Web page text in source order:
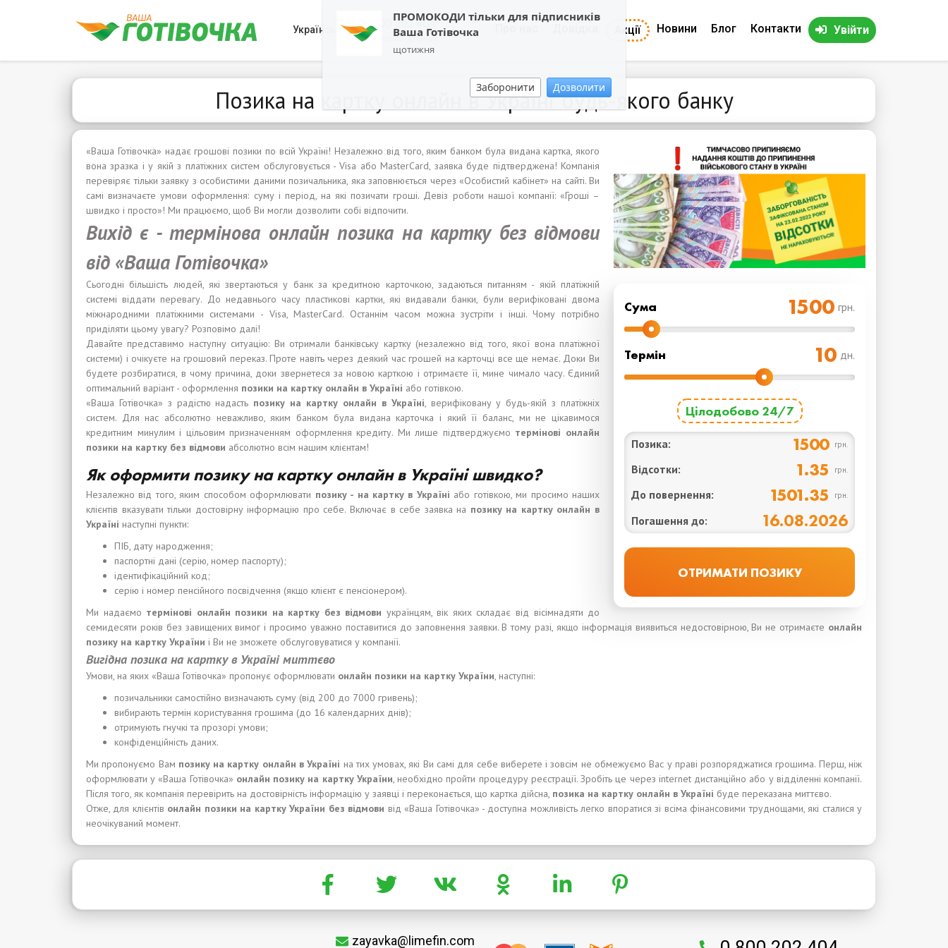
ПРОМОКОДИ тільки для підписників
Ваша Готівочка
щотижня
Заборонити Дозволити
Українська 0800 202 404
Зворотній дзвінок
Акції Новини Блог Контакти Увійти
Позика на картку онлайн в Україні будь-якого банку
Cума грн.
Термін дн.
Цілодобово 24/7
Позика: 1500 грн.
Відсотки: 1.35 грн.
До повернення: 1501.35 грн.
Погашення до: 16.08.2026
«Ваша Готівочка» надає грошові позики по всій Україні! Незалежно від того, яким банком була видана картка, якого
вона зразка і у якій з платіжних систем обслуговується - Visa або MasterCard, заявка буде підтверджена! Компанія
перевіряє тільки заявку з особистими даними позичальника, яка заповнюється через «Особистий кабінет» на сайті. Ви
самі визначаєте умови оформлення: суму і період, на які позичати гроші. Девіз роботи нашої компанії: «Гроші –
швидко і просто»! Ми працюємо, щоб Ви могли дозволити собі відпочити.
Вихід є - термінова онлайн позика на картку без відмови
від «Ваша Готівочка»
Сьогодні більшість людей, які звертаються у банк за кредитною карточкою, задаються питанням - якій платіжній
системі віддати перевагу. До недавнього часу пластикові картки, які видавали банки, були верифіковані двома
міжнародними платіжними системами - Visa, MasterCard. Останнім часом можна зустріти і інші. Чому потрібно
приділяти цьому увагу? Розповімо далі!
Давайте представимо наступну ситуацію: Ви отримали банківську картку (незалежно від того, якої вона платіжної
системи) і очікуєте на грошовий переказ. Проте навіть через деякий час грошей на карточці все ще немає. Доки Ви
будете розбиратися, в чому причина, доки звернетеся за новою карткою і отримаєте її, мине чимало часу. Єдиний
оптимальний варіант - оформлення позики на картку онлайн в Україні або готівкою.
«Ваша Готівочка» з радістю надасть позику на картку онлайн в Україні, верифіковану у будь-якій з платіжніх
систем. Для нас абсолютно неважливо, яким банком була видана карточка і який її баланс, ми не цікавимося
кредитним минулим і цільовим призначенням оформлення кредиту. Ми лише підтверджуємо термінові онлайн
позики на картку без відмови абсолютно всім нашим клієнтам!
Як оформити позику на картку онлайн в Україні швидко?
Незалежно від того, яким способом оформлювати позику - на картку в Україні або готівкою, ми просимо наших
клієнтів вказувати тільки достовірну інформацію про себе. Включає в себе заявка на позикуна картку онлайн в
Україні наступні пункти:
ПІБ, дату народження;
паспортні дані (серію, номер паспорту);
ідентифікаційний код;
серію і номер пенсійного посвідчення (якщо клієнт є пенсіонером).
Ми надаємо термінові онлайн позики на картку без відмови українцям, вік яких складає від вісімнадяти до
семидесяти років без завищених вимог і просимо уважно поставитися до заповнення заявки. В тому разі, якщо інформація виявиться недостовірною, Ви не отримаєте онлайн
позику на картку України і Ви не зможете обслуговуватися у компанії.
Вигідна позика на картку в Україні миттєво
Умови, на яких «Ваша Готівочка» пропонує оформлювати онлайн позики на картку України, наступні:
позичальники самостійно визначають суму (від 200 до 7000 гривень);
вибирають термін користування грошима (до 16 календарних днів);
отримують гнучкі та прозорі умови;
конфіденційність даних.
Ми пропонуємо Вам позику на картку онлайн в Україні на тих умовах, які Ви самі для себе виберете і зовсім не обмежуємо Вас у праві розпоряджатися грошима. Перш, ніж
оформлювати у «Ваша Готівочка» онлайн позику на картку України, необхідно пройти процедуру реєстрації. Зробіть це через internet дистанційно або у відділенні компанії.
Після того, як компанія перевірить на достовірність інформацію у заявці і переконається, що картка дійсна, позика на картку онлайн в Україні буде переказана миттєво.
Отже, для клієнтів онлайн позики на картку України без відмови від «Ваша Готівочка» - доступна можливість легко впоратися зі всіма фінансовими труднощами, які сталися у
неочікуваний момент.
zayavka@limefin.com